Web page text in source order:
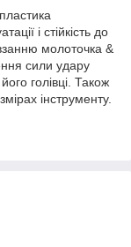
і стійкість до
молоточка &
сили удару
голівці. Також
інструменту.